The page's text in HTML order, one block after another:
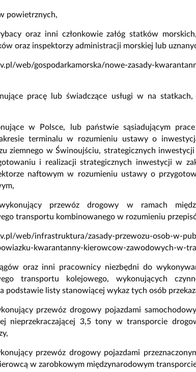
powietrznych,
oraz inni członkowie załóg statków
oraz inspektorzy administracji morskiej lub
web/gospodarkamorska/nowe-zasady-
pracę lub świadczące usługi w na
w Polsce, lub państwie sąsiadującym
terminalu w rozumieniu ustawy o
ziemnego w Świnoujściu, strategicznych
i realizacji strategicznych inwestycji w
naftowym w rozumieniu ustawy o
przewóz drogowy w ramach
transportu kombinowanego w rozumieniu
web/infrastruktura/zasady-przewozu-osob-w-
kwarantanny-kierowcow-zawodowych-w-
oraz inni pracownicy niezbędni do
transportu kolejowego, wykonujących
podstawie listy stanowiącej wykaz tych osób
przewóz drogowy pojazdami
nieprzekraczającej 3,5 tony w transporcie
przewóz drogowy pojazdami
w zarobkowym międzynarodowym